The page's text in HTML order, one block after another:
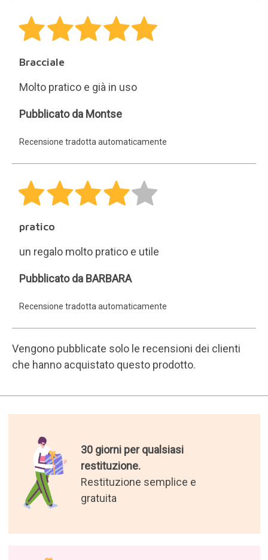
Bracciale
Molto pratico e già in uso
Montse
Pubblicato da Montse
Recensione tradotta automaticamente
pratico
un regalo molto pratico e utile
BARBARA
Pubblicato da BARBARA
Recensione tradotta automaticamente
Vengono pubblicate solo le recensioni dei clienti
che hanno acquistato questo prodotto.
30 giorni per qualsiasi
restituzione.
Restituzione semplice e
gratuita